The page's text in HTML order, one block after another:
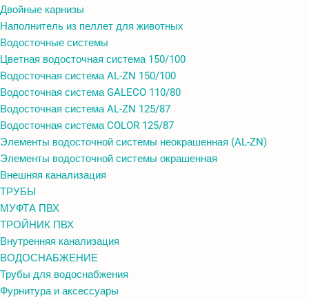
Двойные карнизы
Наполнитель из пеллет для животных
Водосточные системы
Цветная водосточная система 150/100
Водосточная система AL-ZN 150/100
Водосточная система GALECO 110/80
Водосточная система AL-ZN 125/87
Водосточная система COLOR 125/87
Элементы водосточной системы неокрашенная (AL-ZN)
Элементы водосточной системы окрашенная
Внешняя канализация
ТРУБЫ
МУФТА ПВХ
ТРОЙНИК ПВХ
Внутренняя канализация
ВОДОСНАБЖЕНИЕ
Трубы для водоснабжения
Фурнитура и аксессуары